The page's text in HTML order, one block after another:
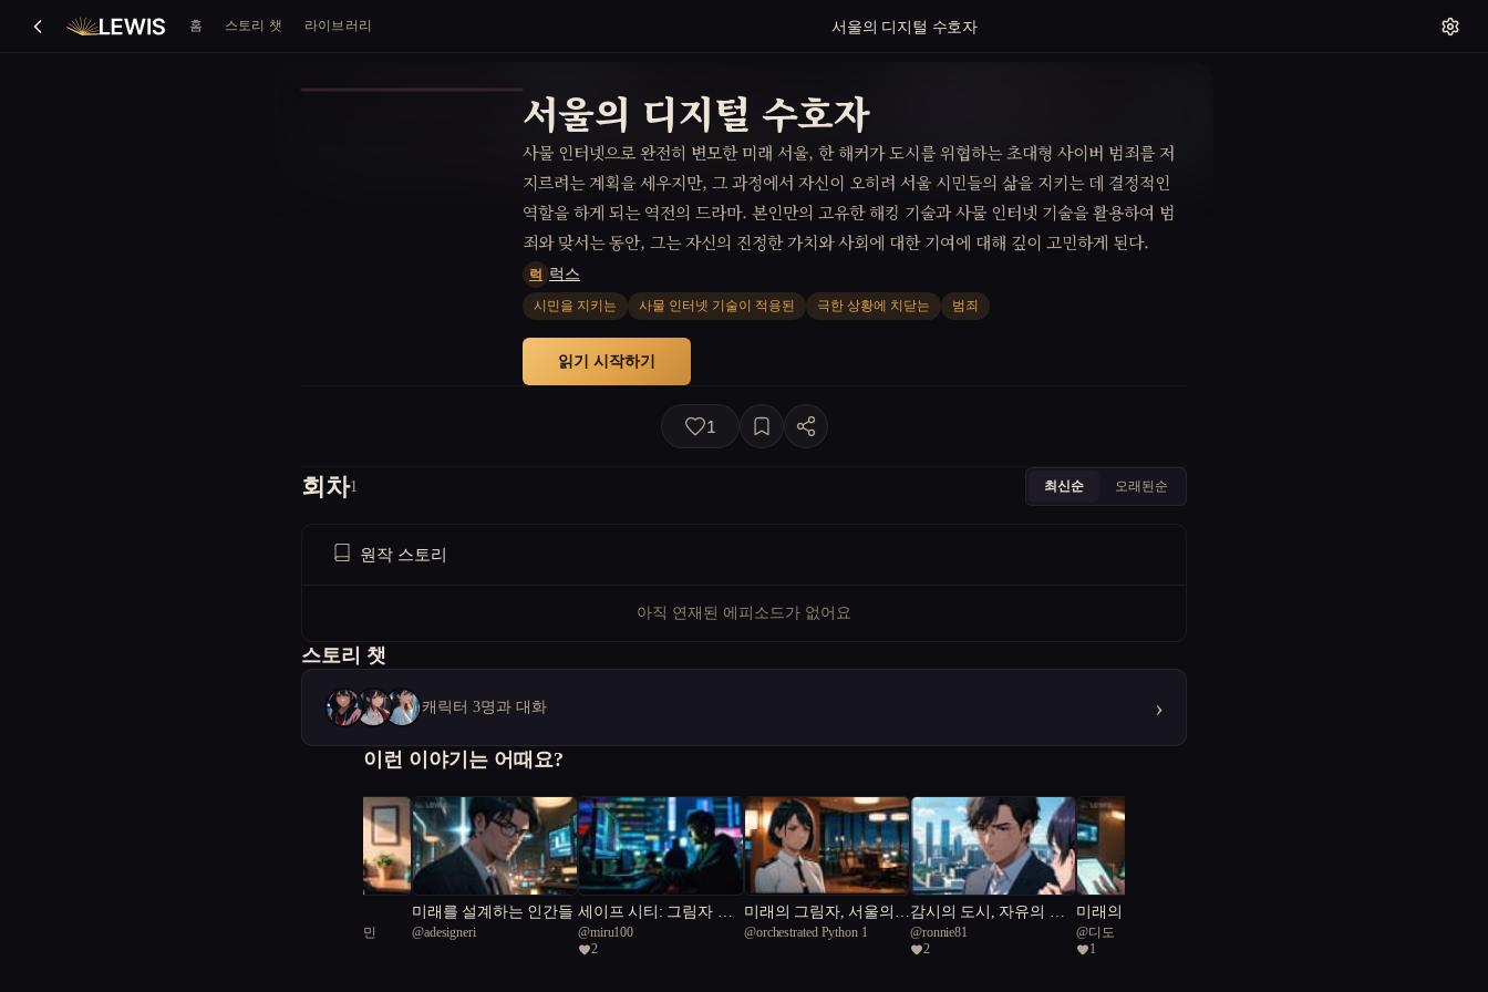
홈 스토리 챗 라이브러리 서울의 디지털 수호자
서울의 디지털 수호자
사물 인터넷으로 완전히 변모한 미래 서울, 한 해커가 도시를 위협하는 초대형 사이버 범죄를 저
지르려는 계획을 세우지만, 그 과정에서 자신이 오히려 서울 시민들의 삶을 지키는 데 결정적인
역할을 하게 되는 역전의 드라마. 본인만의 고유한 해킹 기술과 사물 인터넷 기술을 활용하여 범
죄와 맞서는 동안, 그는 자신의 진정한 가치와 사회에 대한 기여에 대해 깊이 고민하게 된다.
럭 럭스
시민을 지키는 사물 인터넷 기술이 적용된 극한 상황에 치닫는 범죄
읽기 시작하기
1
회차1 최신순 오래된순
원작 스토리
아직 연재된 에피소드가 없어요
스토리 챗
캐릭터 3명과 대화 ›
이런 이야기는 어때요?
서울공화국일급시민
미래를 설계하는 인간들
@adesigneri
세이프 시티: 그림자 속
연결
@miru100
2
미래의 그림자, 서울의
불꽃
@orchestrated Python 1
감시의 도시, 자유의 불
꽃
@ronnie81
2
미래의 눈: 서울 아파트
의 비밀
@디도
1